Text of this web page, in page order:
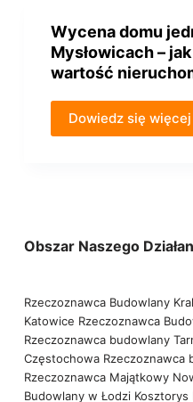
Wycena domu
Mysłowicach –
wartość
Dowiedz się więcej
Obszar Naszego
Rzeczoznawca Budowlany
Katowice Rzeczoznawca
Rzeczoznawca budowlany
Częstochowa Rzeczoznawca
Rzeczoznawca Majątkowy
Budowlany w Łodzi Kosztorys